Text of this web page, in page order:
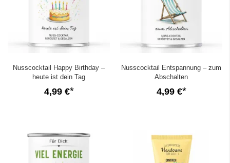
Nusscocktail Happy Birthday –
heute ist dein Tag
4,99 €
Nusscocktail Entspannung – zum
Abschalten
4,99 €